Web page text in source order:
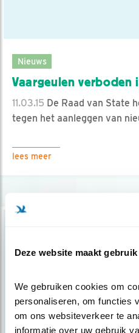
Deze website maakt
We gebruiken cookies om
personaliseren, om functies
om ons websiteverkeer te
informatie over uw gebruik
Nieuws
Vaargeulen verboden
11.03.15 De Raad van State
tegen het aanleggen van
lees meer